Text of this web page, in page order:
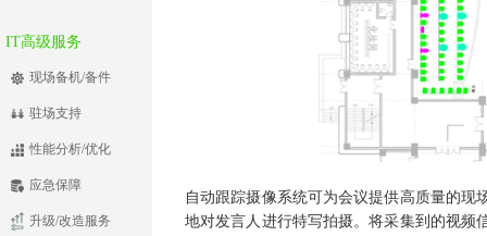
IT高级服务
现场备机/备件
驻场支持
性能分析/优化
应急保障
升级/改造服务
自动跟踪摄像系统可为会议提供高质量的
地对发言人进行特写拍摄。将采集到的视频